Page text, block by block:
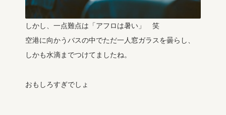
しかし、一点難点は「アフロは暑い」 笑
空港に向かうバスの中でただ一人窓ガラスを曇らし、
しかも水滴までつけてましたね。
おもしろすぎでしょ